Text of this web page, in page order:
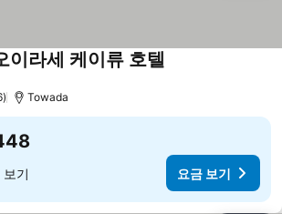
이라세 케이류 호텔
Towada
기 요금 보기